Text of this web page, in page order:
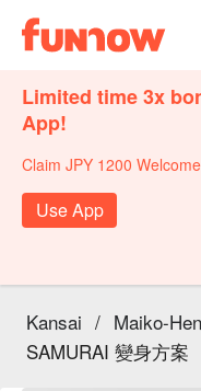
Limited time 3x
App!
Claim JPY 1200
Use App
Kansai / Maiko-
SAMURAI 變身方案